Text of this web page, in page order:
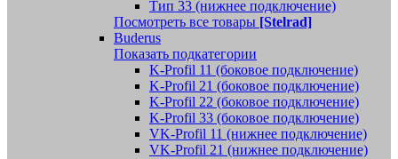
Тип 33 (нижнее подключение)
Посмотреть все товары [Stelrad]
Buderus
Показать подкатегории
K-Profil 11 (боковое подключение)
K-Profil 21 (боковое подключение)
K-Profil 22 (боковое подключение)
K-Profil 33 (боковое подключение)
VK-Profil 11 (нижнее подключение)
VK-Profil 21 (нижнее подключение)